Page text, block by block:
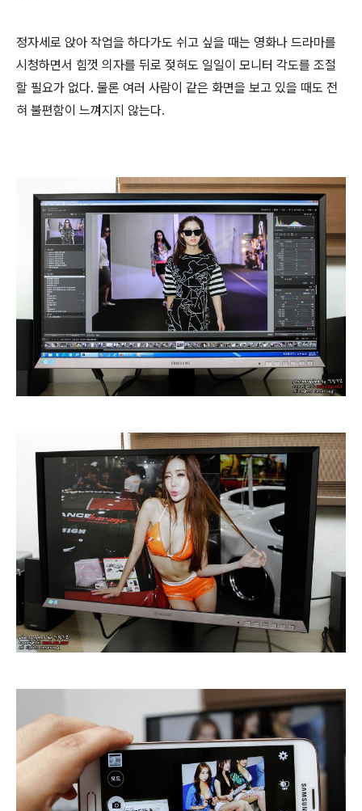
정자세로 앉아 작업을 하다가도 쉬고 싶을 때는 영화나 드라마를
시청하면서 힘껏 의자를 뒤로 젖혀도 일일이 모니터 각도를 조절
할 필요가 없다. 물론 여러 사람이 같은 화면을 보고 있을 때도 전
혀 불편함이 느껴지지 않는다.